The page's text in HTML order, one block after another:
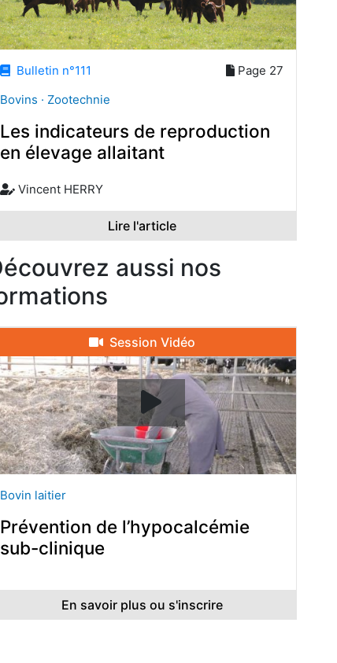
Bulletin n°111
Page 27
Bovins · Zootechnie
Les indicateurs de reproduction
en élevage allaitant
Vincent HERRY
Lire l'article
aussi nos
Session Vidéo
Bovin laitier
Prévention de l’hypocalcémie
sub-clinique
En savoir plus ou s'inscrire